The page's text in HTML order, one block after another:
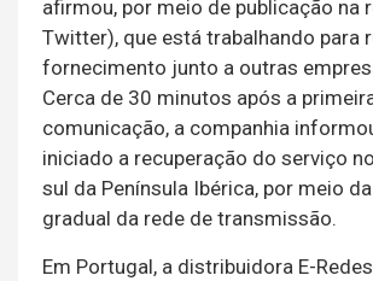
afirmou, por meio de publicação na
Twitter), que está trabalhando para
fornecimento junto a outras
Cerca de 30 minutos após a
comunicação, a companhia
iniciado a recuperação do serviço
sul da Península Ibérica, por meio
gradual da rede de transmissão.
Em Portugal, a distribuidora E-